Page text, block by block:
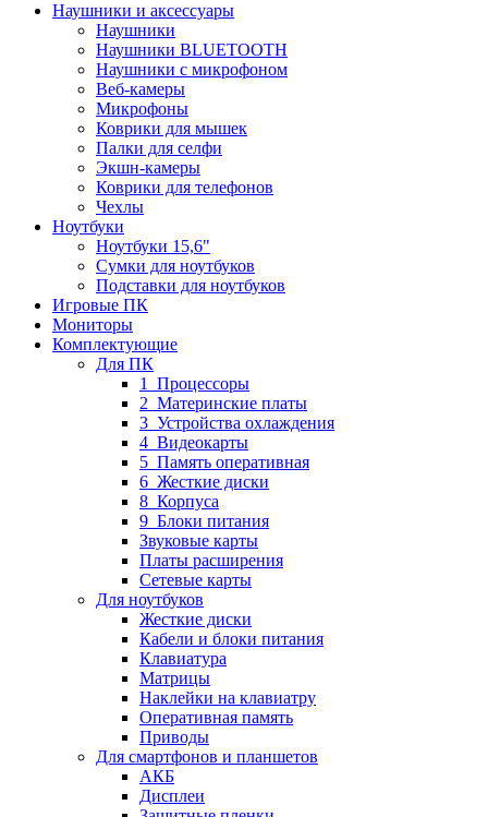
Наушники и аксессуары
Наушники
Наушники BLUETOOTH
Наушники с микрофоном
Веб-камеры
Микрофоны
Коврики для мышек
Палки для селфи
Экшн-камеры
Коврики для телефонов
Чехлы
Ноутбуки
Ноутбуки 15,6"
Сумки для ноутбуков
Подставки для ноутбуков
Игровые ПК
Мониторы
Комплектующие
Для ПК
1_Процессоры
2_Материнские платы
3_Устройства охлаждения
4_Видеокарты
5_Память оперативная
6_Жесткие диски
8_Корпуса
9_Блоки питания
Звуковые карты
Платы расширения
Сетевые карты
Для ноутбуков
Жесткие диски
Кабели и блоки питания
Клавиатура
Матрицы
Наклейки на клавиатру
Оперативная память
Приводы
Для смартфонов и планшетов
АКБ
Дисплеи